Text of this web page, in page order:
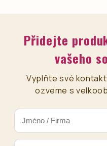
Přidejte
vašeho
Vyplňte své
ozveme s